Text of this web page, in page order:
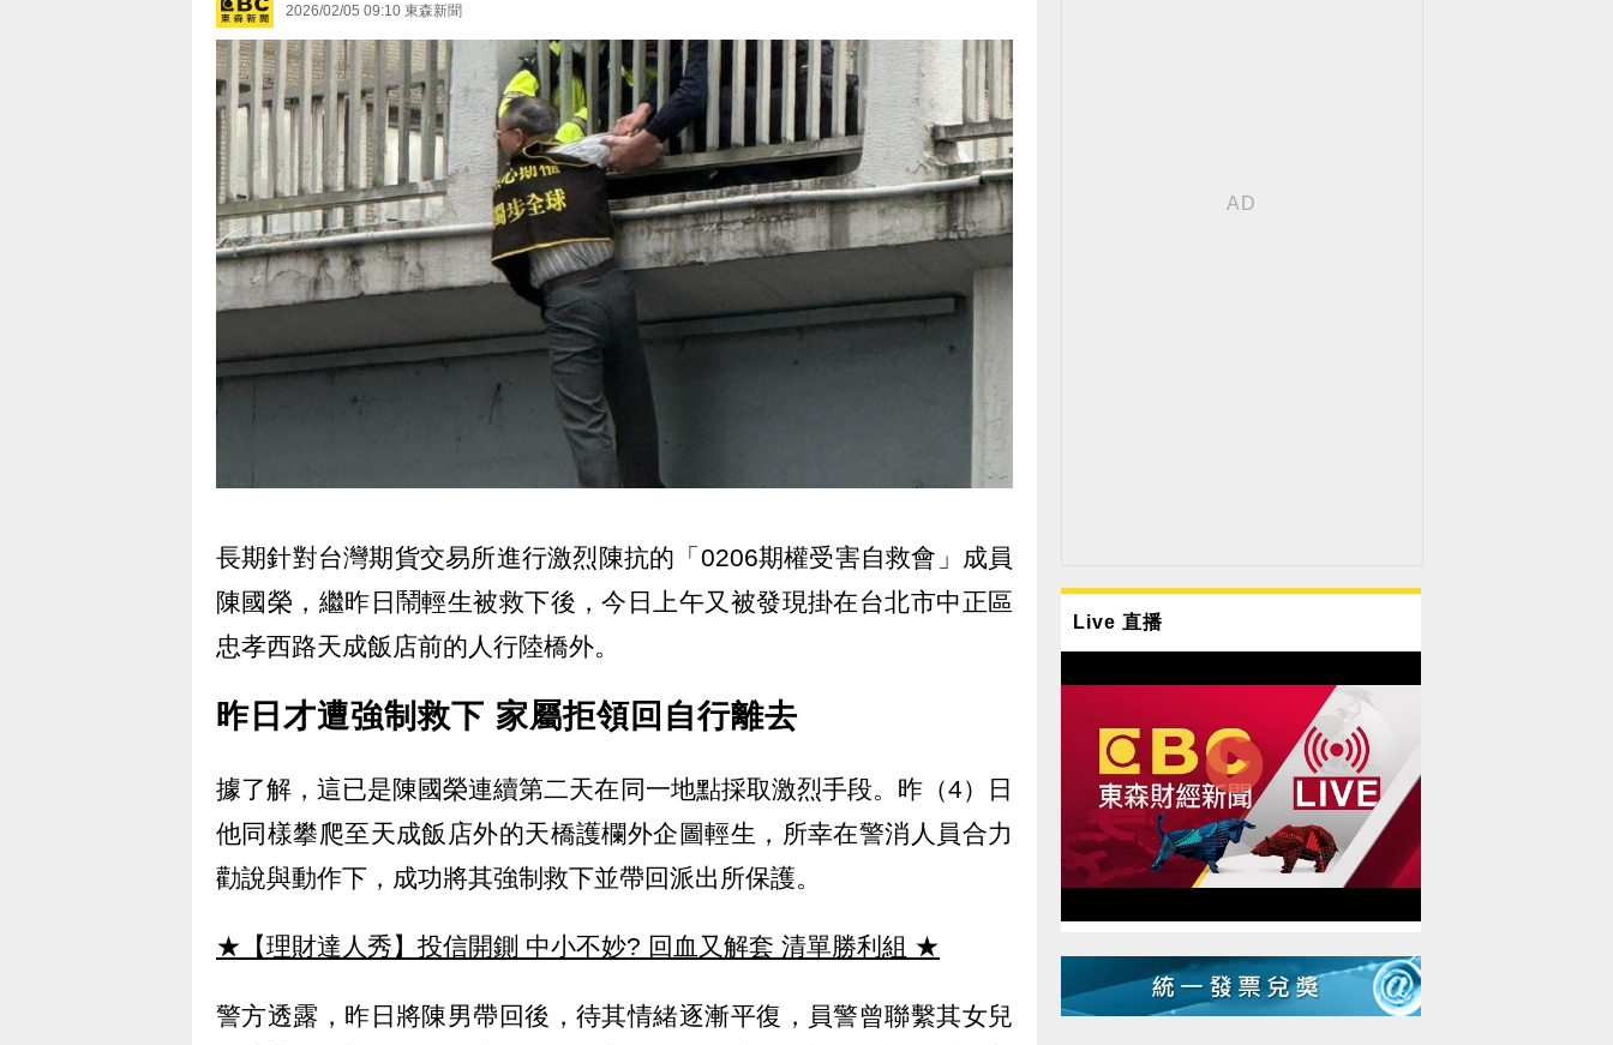
2026/02/05 09:10 東森新聞
長期針對台灣期貨交易所進行激烈陳抗的「0206期權受害自救會」成員
陳國榮，繼昨日鬧輕生被救下後，今日上午又被發現掛在台北市中正區
忠孝西路天成飯店前的人行陸橋外。
昨日才遭強制救下 家屬拒領回自行離去
據了解，這已是陳國榮連續第二天在同一地點採取激烈手段。昨（4）日
他同樣攀爬至天成飯店外的天橋護欄外企圖輕生，所幸在警消人員合力
勸說與動作下，成功將其強制救下並帶回派出所保護。
★【理財達人秀】投信開鍘 中小不妙? 回血又解套 清單勝利組 ★
警方透露，昨日將陳男帶回後，待其情緒逐漸平復，員警曾聯繫其女兒
Live 直播